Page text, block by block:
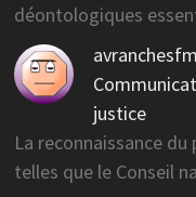
déontologiques
avranchesfm
justice
La reconnaissance
telles que le Conseil